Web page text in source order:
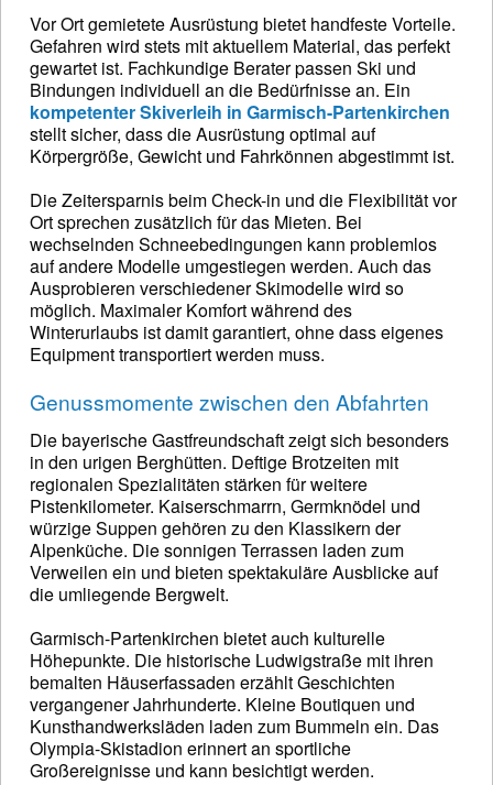
Vor Ort gemietete Ausrüstung bietet handfeste Vorteile.
Gefahren wird stets mit aktuellem Material, das perfekt
gewartet ist. Fachkundige Berater passen Ski und
Bindungen individuell an die Bedürfnisse an. Ein
kompetenter Skiverleih in Garmisch-Partenkirchen
stellt sicher, dass die Ausrüstung optimal auf
Körpergröße, Gewicht und Fahrkönnen abgestimmt ist.
Die Zeitersparnis beim Check-in und die Flexibilität vor
Ort sprechen zusätzlich für das Mieten. Bei
wechselnden Schneebedingungen kann problemlos
auf andere Modelle umgestiegen werden. Auch das
Ausprobieren verschiedener Skimodelle wird so
möglich. Maximaler Komfort während des
Winterurlaubs ist damit garantiert, ohne dass eigenes
Equipment transportiert werden muss.
Genussmomente zwischen den Abfahrten
Die bayerische Gastfreundschaft zeigt sich besonders
in den urigen Berghütten. Deftige Brotzeiten mit
regionalen Spezialitäten stärken für weitere
Pistenkilometer. Kaiserschmarrn, Germknödel und
würzige Suppen gehören zu den Klassikern der
Alpenküche. Die sonnigen Terrassen laden zum
Verweilen ein und bieten spektakuläre Ausblicke auf
die umliegende Bergwelt.
Garmisch-Partenkirchen bietet auch kulturelle
Höhepunkte. Die historische Ludwigstraße mit ihren
bemalten Häuserfassaden erzählt Geschichten
vergangener Jahrhunderte. Kleine Boutiquen und
Kunsthandwerksläden laden zum Bummeln ein. Das
Olympia-Skistadion erinnert an sportliche
Großereignisse und kann besichtigt werden.